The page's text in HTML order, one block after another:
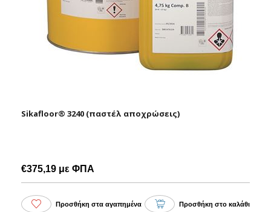
Sikafloor® 3240 (παστέλ αποχρώσεις)
€375,19 με ΦΠΑ
Προσθήκη στα αγαπημένα Προσθήκη στο καλάθι